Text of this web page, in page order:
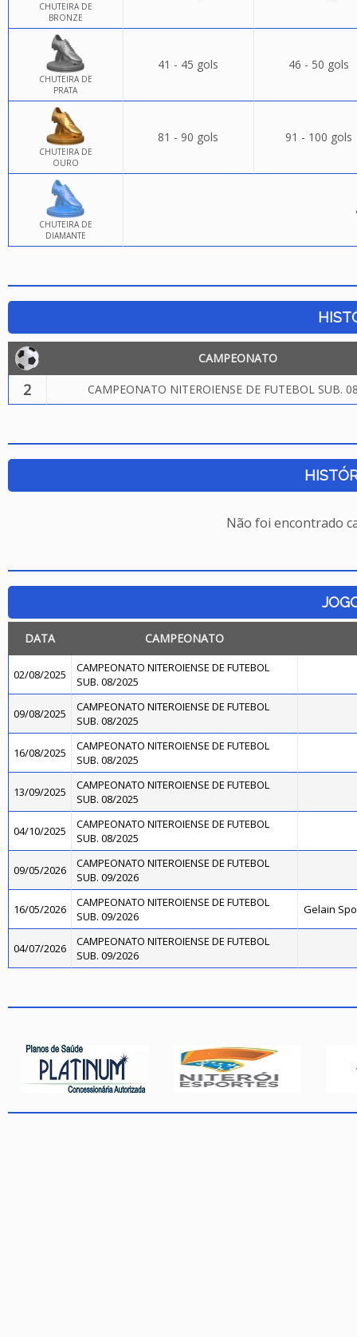
CHUTEIRA DE
BRONZE
CHUTEIRA DE
PRATA
41 - 45 gols 46 - 50 gols
CHUTEIRA DE
OURO
81 - 90 gols 91 - 100 gols
CHUTEIRA DE
DIAMANTE
CAMPEONATO
2 CAMPEONATO NITEROIENSE DE FUTEBOL SUB.
Não foi encontrado
DATA CAMPEONATO
02/08/2025
CAMPEONATO NITEROIENSE DE FUTEBOL
SUB. 08/2025
09/08/2025
CAMPEONATO NITEROIENSE DE FUTEBOL
SUB. 08/2025
16/08/2025
CAMPEONATO NITEROIENSE DE FUTEBOL
SUB. 08/2025
13/09/2025
CAMPEONATO NITEROIENSE DE FUTEBOL
SUB. 08/2025
04/10/2025
CAMPEONATO NITEROIENSE DE FUTEBOL
SUB. 08/2025
09/05/2026
CAMPEONATO NITEROIENSE DE FUTEBOL
SUB. 09/2026
16/05/2026
CAMPEONATO NITEROIENSE DE FUTEBOL
SUB. 09/2026
Gelain
04/07/2026
CAMPEONATO NITEROIENSE DE FUTEBOL
SUB. 09/2026